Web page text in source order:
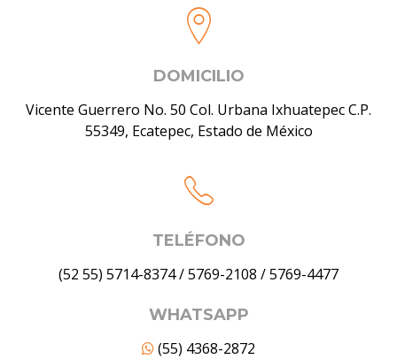
DOMICILIO
Vicente Guerrero No. 50 Col. Urbana Ixhuatepec C.P.
55349, Ecatepec, Estado de México
TELÉFONO
(52 55) 5714-8374/5769-2108 /5769-4477
WHATSAPP
(55) 4368-2872